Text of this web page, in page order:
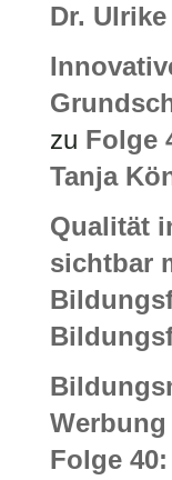
Dr.
zu Folge
Tanja
Qualität
sichtbar
Folge